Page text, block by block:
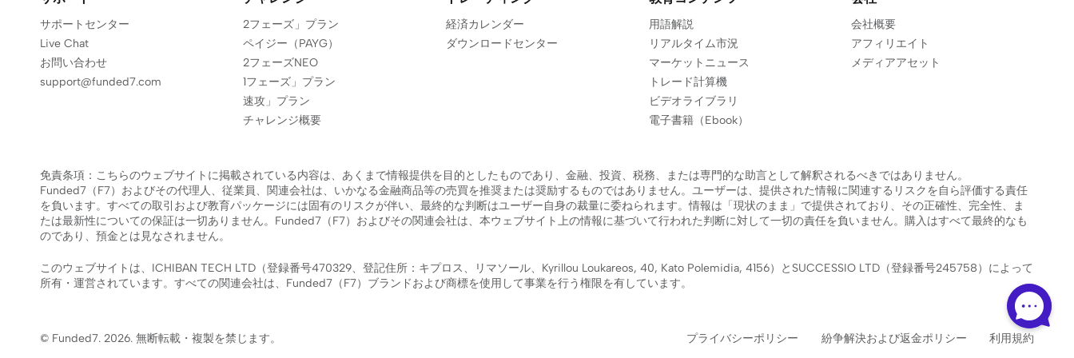
サポートセンター
Live Chat
お問い合わせ
support@funded7.com
2フェーズ」プラン
ペイジー（PAYG）
2フェーズNEO
1フェーズ」プラン
速攻」プラン
チャレンジ概要
経済カレンダー
ダウンロードセンター
用語解説
リアルタイム市況
マーケットニュース
トレード計算機
ビデオライブラリ
電子書籍（Ebook）
会社概要
アフィリエイト
メディアアセット
免責条項：こちらのウェブサイトに掲載されている内容は、あくまで情報提供を目的としたものであり、金融、投資、税務、または専門的な助言として解釈されるべきではありません。
Funded7（F7）およびその代理人、従業員、関連会社は、いかなる金融商品等の売買を推奨または奨励するものではありません。ユーザーは、提供された情報に関連するリスクを自ら評価する責任
を負います。すべての取引および教育パッケージには固有のリスクが伴い、最終的な判断はユーザー自身の裁量に委ねられます。情報は「現状のまま」で提供されており、その正確性、完全性、ま
たは最新性についての保証は一切ありません。Funded7（F7）およびその関連会社は、本ウェブサイト上の情報に基づいて行われた判断に対して一切の責任を負いません。購入はすべて最終的なも
のであり、預金とは見なされません。
このウェブサイトは、ICHIBAN TECH LTD（登録番号470329、登記住所：キプロス、リマソール、Kyrillou Loukareos, 40, Kato Polemidia, 4156）とSUCCESSIO LTD（登録番号245758）によって
所有・運営されています。すべての関連会社は、Funded7（F7）ブランドおよび商標を使用して事業を行う権限を有しています。
© Funded7.2026. 無断転載・複製を禁じます。 プライバシーポリシー 紛争解決および返金ポリシー 利用規約